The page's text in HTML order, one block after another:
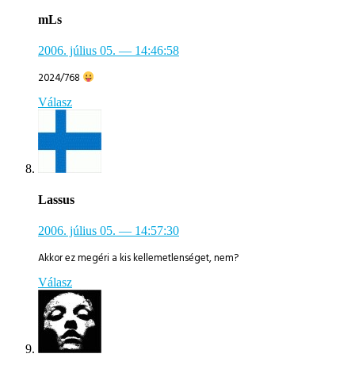
mLs
2006. július 05. — 14:46:58
2024/768
Válasz
Lassus
2006. július 05. — 14:57:30
Akkor ez megéri a kis kellemetlenséget, nem?
Válasz